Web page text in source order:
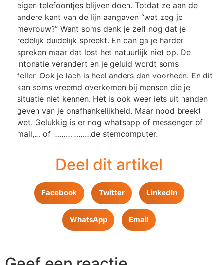
eigen telefoontjes blijven doen. Totdat ze aan de
andere kant van de lijn aangaven “wat zeg je
mevrouw?” Want soms denk je zelf nog dat je
redelijk duidelijk spreekt. En dan ga je harder
spreken maar dat lost het natuurlijk niet op. De
intonatie verandert en je geluid wordt soms
feller. Ook je lach is heel anders dan voorheen. En dit
kan soms vreemd overkomen bij mensen die je
situatie niet kennen. Het is ook weer iets uit handen
geven van je onafhankelijkheid. Maar nood breekt
wet. Gelukkig is er nog whatsapp of messenger of
mail,… of ………………de stemcomputer.
Deel dit artikel
Facebook Twitter LinkedIn
WhatsApp Email